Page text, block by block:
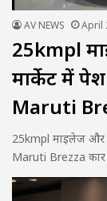
AV NEWS April
25kmpl
मार्केट में
Maruti
25kmpl माइलेज और
Maruti Brezza